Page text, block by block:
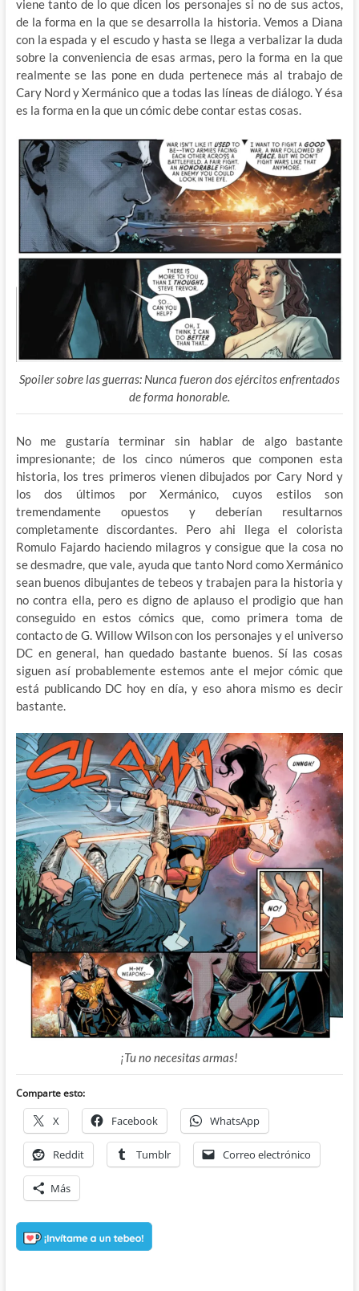
viene tanto de lo que dicen los personajes si no de sus actos,
de la forma en la que se desarrolla la historia. Vemos a Diana
con la espada y el escudo y hasta se llega a verbalizar la duda
sobre la conveniencia de esas armas, pero la forma en la que
realmente se las pone en duda pertenece más al trabajo de
Cary Nord y Xermánico que a todas las líneas de diálogo. Y ésa
es la forma en la que un cómic debe contar estas cosas.
Spoiler sobre las guerras: Nunca fueron dos ejércitos enfrentados
de forma honorable.
No me gustaría terminar sin hablar de algo bastante
impresionante; de los cinco números que componen esta
historia, los tres primeros vienen dibujados por Cary Nord y
los dos últimos por Xermánico, cuyos estilos son
tremendamente opuestos y deberían resultarnos
completamente discordantes. Pero ahi llega el colorista
Romulo Fajardo haciendo milagros y consigue que la cosa no
se desmadre, que vale, ayuda que tanto Nord como Xermánico
sean buenos dibujantes de tebeos y trabajen para la historia y
no contra ella, pero es digno de aplauso el prodigio que han
conseguido en estos cómics que, como primera toma de
contacto de G. Willow Wilson con los personajes y el universo
DC en general, han quedado bastante buenos. Sí las cosas
siguen así probablemente estemos ante el mejor cómic que
está publicando DC hoy en día, y eso ahora mismo es decir
bastante.
¡Tu no necesitas armas!
Comparte esto:
X Facebook WhatsApp
Reddit Tumblr Correo electrónico
Más